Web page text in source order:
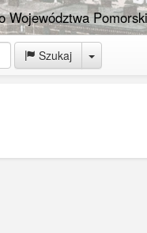
Województwa
Szukaj Toggle